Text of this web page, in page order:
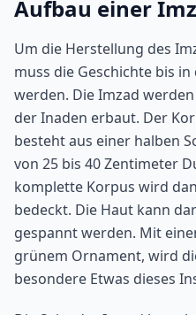
Aufbau einer
Um die Herstellung des
muss die Geschichte bis
werden. Die Imzad
der Inaden erbaut. Der
besteht aus einer halben
von 25 bis 40 Zentimeter
komplette Korpus wird
bedeckt. Die Haut kann
gespannt werden. Mit
grünem Ornament, wird
besondere Etwas dieses